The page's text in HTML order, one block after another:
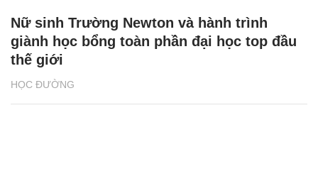
HỌC ĐƯỜNG
Nữ sinh Trường Newton và hành trình
giành học bổng toàn phần đại học top đầu
thế giới